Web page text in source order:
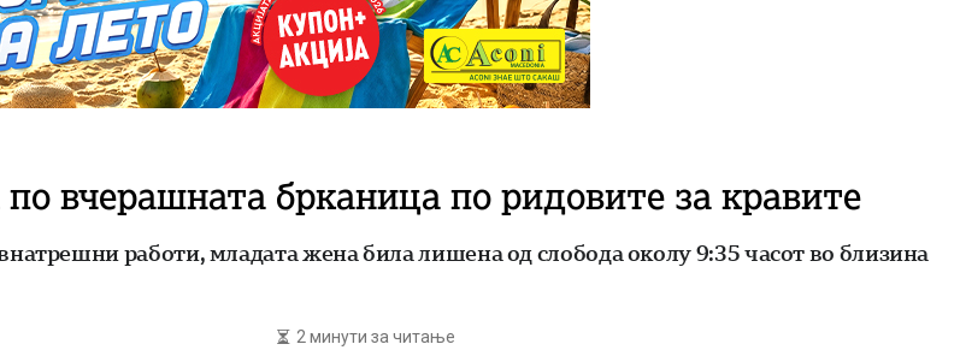
вчерашната брканица по ридовите за кравите
работи, младата жена била лишена од слобода околу 9:35 часот во близина
2 минути за читање